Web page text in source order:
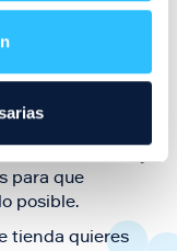
durante
Venecia
para que
posible.
tienda quieres